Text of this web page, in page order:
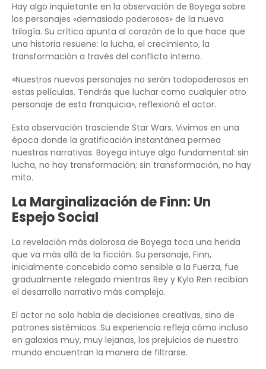
Hay algo inquietante en la observación de Boyega sobre
los personajes «demasiado poderosos» de la nueva
trilogía. Su crítica apunta al corazón de lo que hace que
una historia resuene: la lucha, el crecimiento, la
transformación a través del conflicto interno.
«Nuestros nuevos personajes no serán todopoderosos en
estas películas. Tendrás que luchar como cualquier otro
personaje de esta franquicia», reflexionó el actor.
Esta observación trasciende Star Wars. Vivimos en una
época donde la gratificación instantánea permea
nuestras narrativas. Boyega intuye algo fundamental: sin
lucha, no hay transformación; sin transformación, no hay
mito.
La Marginalización de Finn: Un
Espejo Social
La revelación más dolorosa de Boyega toca una herida
que va más allá de la ficción. Su personaje, Finn,
inicialmente concebido como sensible a la Fuerza, fue
gradualmente relegado mientras Rey y Kylo Ren recibían
el desarrollo narrativo más complejo.
El actor no solo habla de decisiones creativas, sino de
patrones sistémicos. Su experiencia refleja cómo incluso
en galaxias muy, muy lejanas, los prejuicios de nuestro
mundo encuentran la manera de filtrarse.